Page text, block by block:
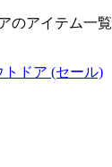
のアイテム一覧
トドア (セール)